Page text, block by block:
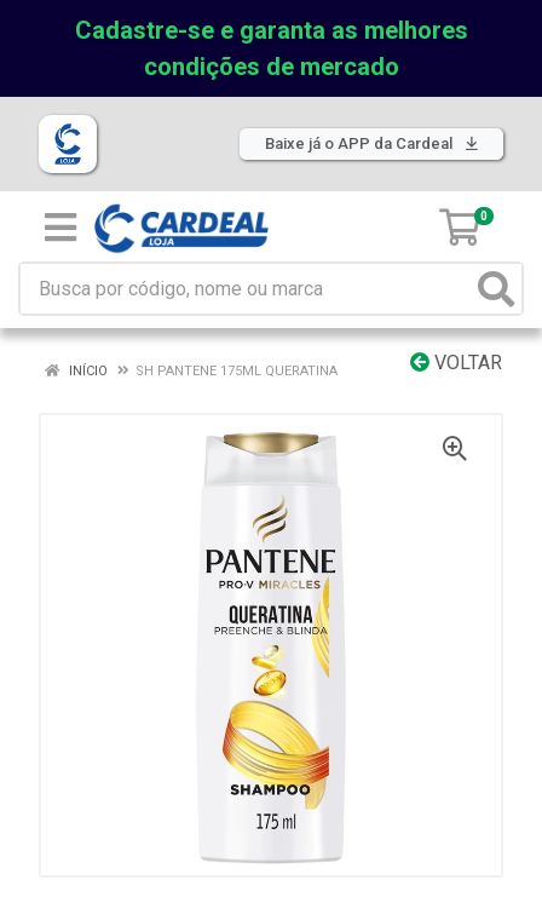
Cadastre-se e garanta as melhores
condições de mercado
Baixe já o APP da Cardeal
0
VOLTAR
INÍCIO SH PANTENE 175ML QUERATINA